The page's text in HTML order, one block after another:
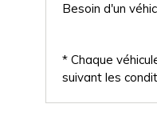
Besoin d'un
* Chaque
suivant les